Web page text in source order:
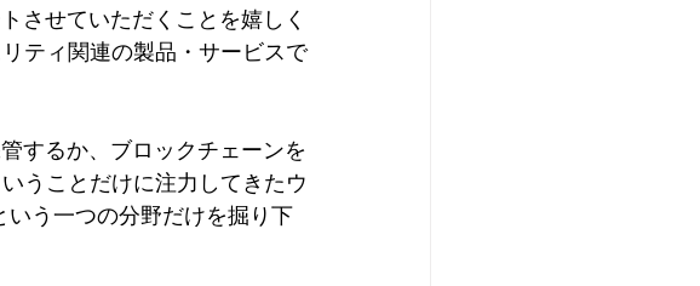
させていただくことを嬉しく
ティ関連の製品・サービスで
するか、ブロックチェーンを
うことだけに注力してきたウ
いう一つの分野だけを掘り下